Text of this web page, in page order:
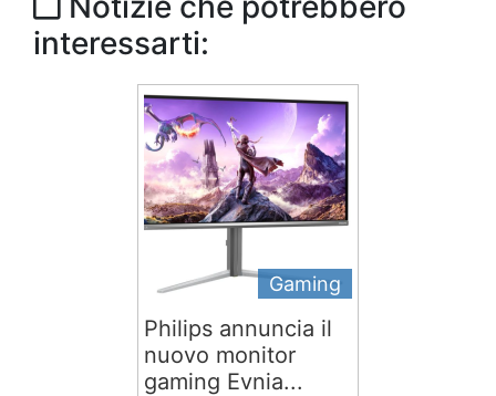
interessarti:
Gaming
Philips annuncia il
nuovo monitor
gaming Evnia...